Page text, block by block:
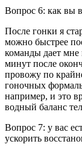
Вопрос 6: как вы
После гонки я
можно быстрее
команды дает мне
минут после
провожу по
гоночных
например, и это
водный баланс
Вопрос 7: у вас
ускорить